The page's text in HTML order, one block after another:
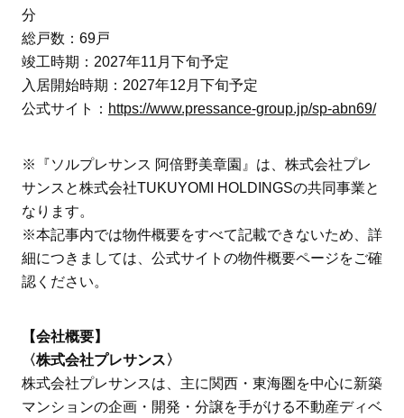
分
総戸数：69戸
竣工時期：2027年11月下旬予定
入居開始時期：2027年12月下旬予定
公式サイト： https://www.pressance-group.jp/sp-abn69/
※『ソルプレサンス 阿倍野美章園』は、株式会社プレ
サンスと株式会社TUKUYOMI HOLDINGSの共同事業と
なります。
※本記事内では物件概要をすべて記載できないため、詳
細につきましては、公式サイトの物件概要ページをご確
認ください。
【会社概要】
〈株式会社プレサンス〉
株式会社プレサンスは、主に関西・東海圏を中心に新築
マンションの企画・開発・分譲を手がける不動産ディベ